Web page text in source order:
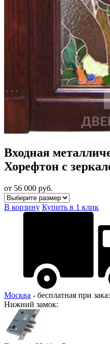
Входная
Хорефтон с
от 56 000 руб.
В корзину Купить в 1 клик
Москва - бесплатная при
Нижний замок: